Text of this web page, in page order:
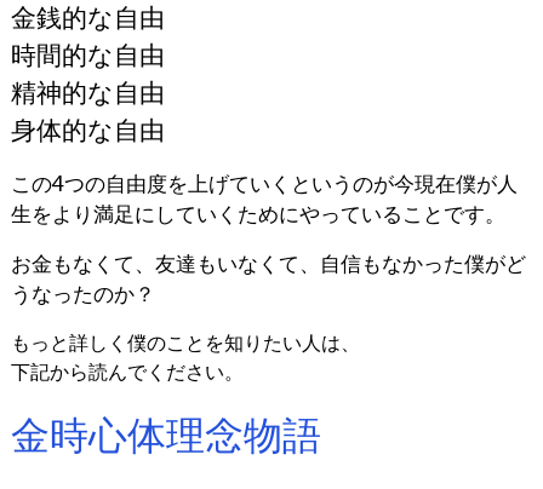
金銭的な自由
時間的な自由
精神的な自由
身体的な自由
この4つの自由度を上げていくというのが今現在僕が人
生をより満足にしていくためにやっていることです。
お金もなくて、友達もいなくて、自信もなかった僕がど
うなったのか？
もっと詳しく僕のことを知りたい人は、
下記から読んでください。
金時心体理念物語